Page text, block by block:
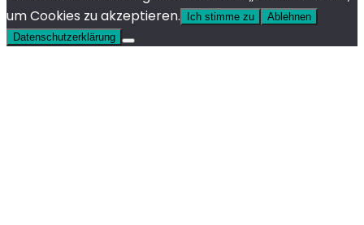
um Cookies zu akzeptieren.
Ich stimme zu
Ablehnen
Datenschutzerklärung